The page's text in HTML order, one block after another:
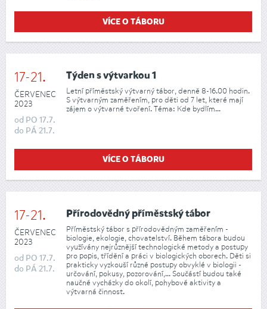
VÍCE O TÁBORU
17-21.
ČERVENEC
2023
od PO 17.7.
do PÁ 21.7.
Týden s výtvarkou 1
Letní příměstský výtvarný tábor, denně 8-16.00 hodin.
S výtvarným zaměřením, pro děti od 7 let, které mají
zájem o výtvarné tvoření. Téma: Kde bydlím...
VÍCE O TÁBORU
17-21.
ČERVENEC
2023
od PO 17.7.
do PÁ 21.7.
Přírodovědný příměstský tábor
Příměstský tábor s přírodovědným zaměřením -
biologie, ekologie, chovatelství. Během tábora budou
využívány nejrůznější technologické metody a postupy
pro popis, třídění a práci v biologických oborech. Děti si
prakticky vyzkouší různé postupy obvyklé v biologii -
určování, pokusy, pozorování,... Součástí budou také
naučné vycházky do okolí, pohybové aktivity a
výtvarná činnost.